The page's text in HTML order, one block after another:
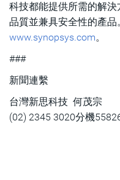
科技都能提供所需的解
品質並兼具安全性的產品
www.synopsys.com。
###
新聞連繫
台灣新思科技 何茂宗
(02) 2345 3020分機